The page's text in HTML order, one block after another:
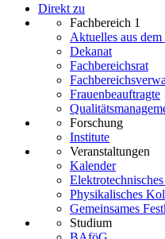
Direkt zu
Fachbereich 1
Aktuelles aus dem
Dekanat
Fachbereichsrat
Frauenbeauftragte
Forschung
Institute
Veranstaltungen
Kalender
Physikalisches
Gemeinsames
Studium